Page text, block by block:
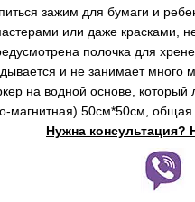
зажим для бумаги и
или даже красками,
полочка для
и не занимает много
на водной основе, который
магнитная) 50см*50см,
Нужна консультация?